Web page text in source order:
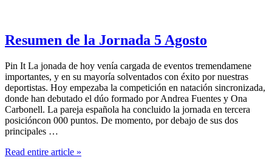
Resumen de la Jornada 5 Agosto
Pin It La jonada de hoy venía cargada de eventos tremendamene
importantes, y en su mayoría solventados con éxito por nuestras
deportistas. Hoy empezaba la competición en natación sincronizada,
donde han debutado el dúo formado por Andrea Fuentes y Ona
Carbonell. La pareja española ha concluido la jornada en tercera
posicióncon 000 puntos. De momento, por debajo de sus dos
principales …
Read entire article »